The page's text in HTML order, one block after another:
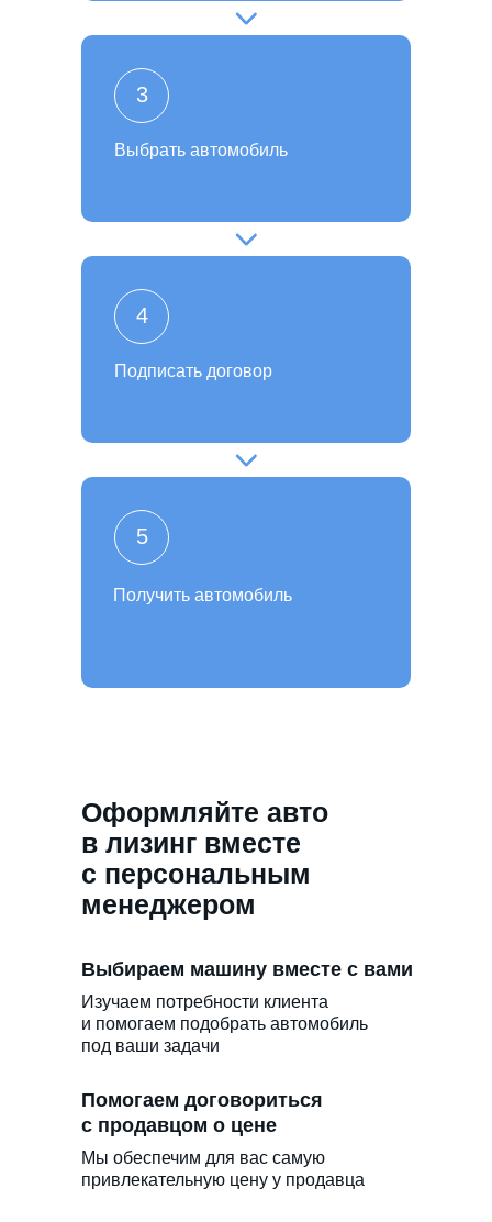
Получить автомобиль
5
Подписать договор
4
Выбрать автомобиль
3
Помогаем договориться
с продавцом о цене
Мы обеспечим для вас самую
привлекательную цену у продавца
Выбираем машину вместе с вами
Изучаем потребности клиента
и помогаем подобрать автомобиль
под ваши задачи
Оформляйте авто
в лизинг вместе
с персональным
менеджером